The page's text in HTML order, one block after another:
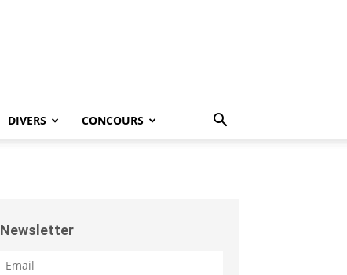
DIVERS CONCOURS
Newsletter